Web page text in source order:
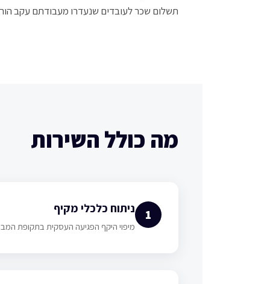
תשלום שכר לעובדים שנעדרו מעבודתם עקב
מה כולל השירות
1 ניתוח כלכלי מקיף
מיפוי היקף הפגיעה העסקית בתקופת